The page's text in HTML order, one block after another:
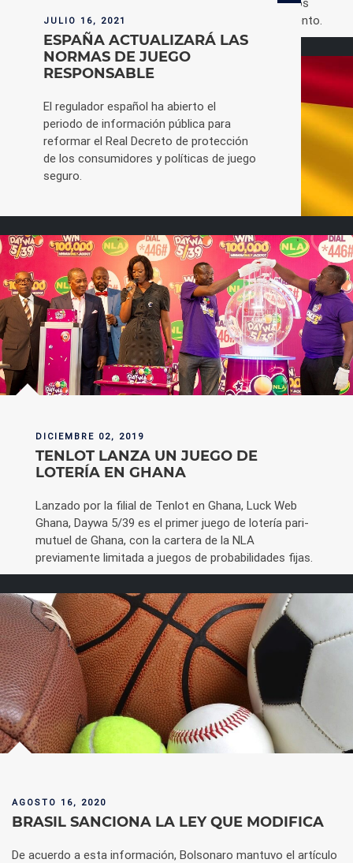
organizadores de G2E Asia en Macao a posponer el evento.
JULIO 16, 2021
ESPAÑA ACTUALIZARÁ LAS
NORMAS DE JUEGO
RESPONSABLE
El regulador español ha abierto el
periodo de información pública para
reformar el Real Decreto de protección
de los consumidores y políticas de juego
seguro.
DICIEMBRE 02, 2019
TENLOT LANZA UN JUEGO DE
LOTERÍA EN GHANA
Lanzado por la filial de Tenlot en Ghana, Luck Web
Ghana, Daywa 5/39 es el primer juego de lotería pari-
mutuel de Ghana, con la cartera de la NLA
previamente limitada a juegos de probabilidades fijas.
AGOSTO 16, 2020
BRASIL SANCIONA LA LEY QUE MODIFICA
De acuerdo a esta información, Bolsonaro mantuvo el artículo